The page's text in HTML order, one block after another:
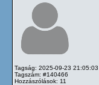
Tagság: 2025-09-23 21:05:03
Tagszám: #140466
Hozzászólások: 11